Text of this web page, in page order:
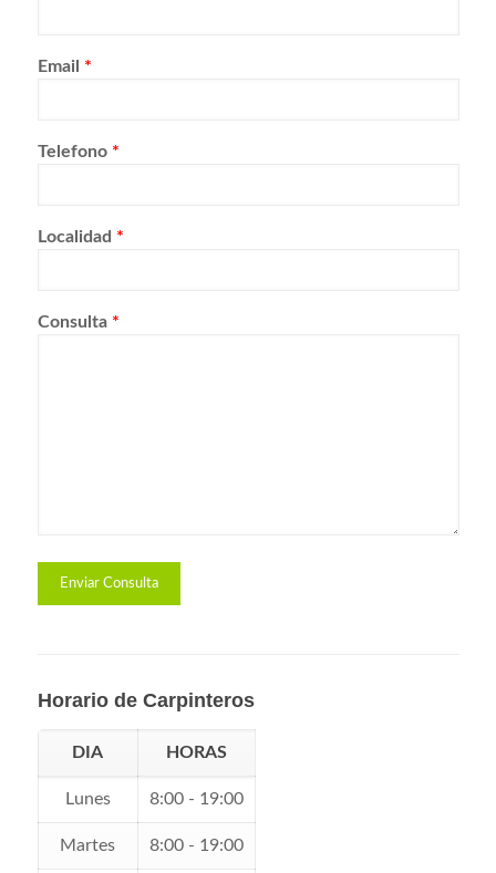
Email *
Telefono *
Localidad *
Consulta *
Horario de Carpinteros
DIA HORAS
Lunes 8:00 - 19:00
Martes 8:00 - 19:00